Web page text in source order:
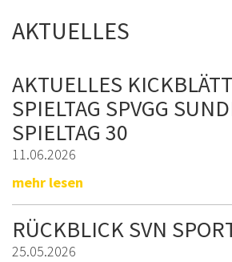
AKTUELLES
AKTUELLES
SPIELTAG SPVGG
SPIELTAG 30
11.06.2026
mehr lesen
RÜCKBLICK SVN
25.05.2026